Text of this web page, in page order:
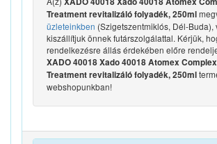
Treatment revitalizáló folyadék, 250ml
üzleteinkben (Szigetszentmiklós, Dél-Buda),
kiszállítjuk önnek futárszolgálattal. Kérjük,
rendelkezésre állás érdekében előre
XADO 40018 Xado 40018 Atomex
Treatment revitalizáló folyadék, 250ml
webshopunkban!